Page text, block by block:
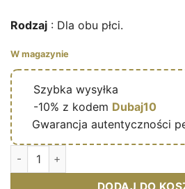
Rodzaj : Dla obu płci.
W magazynie
Szybka wysyłka
-10% z kodem Dubaj10
Gwarancja autentyczności
Ilość Hersh Mehwar – Eau de